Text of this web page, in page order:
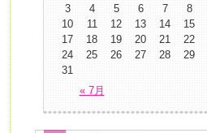
« 7月
3
4 5 6 7 8
10
11 12 13 14 15
17
18 19 20 21 22
24
25 26 27 28 29
31